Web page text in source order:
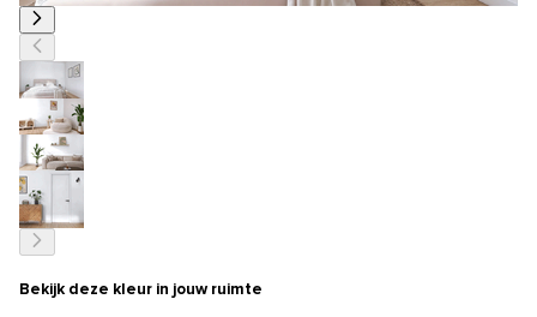
Bekijk deze kleur in jouw ruimte